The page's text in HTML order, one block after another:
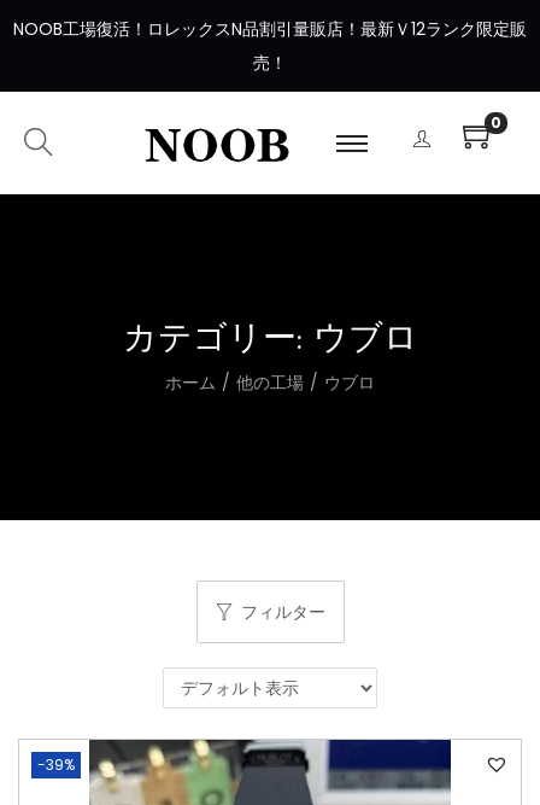
NOOB工場復活 ！ ロレックスN品割引量販店！最新Ｖ12ランク限定販
売！
0
カテゴリー: ウブロ
ホーム / 他の工場 / ウブロ
フィルター
-39%